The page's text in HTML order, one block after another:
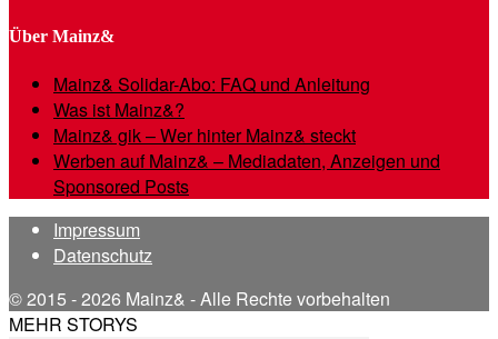
Über Mainz&
Mainz& Solidar-Abo: FAQ und Anleitung
Was ist Mainz&?
Mainz& gik – Wer hinter Mainz& steckt
Werben auf Mainz& – Mediadaten, Anzeigen und
Sponsored Posts
Impressum
Datenschutz
© 2015 - 2026 Mainz& - Alle Rechte vorbehalten
MEHR STORYS